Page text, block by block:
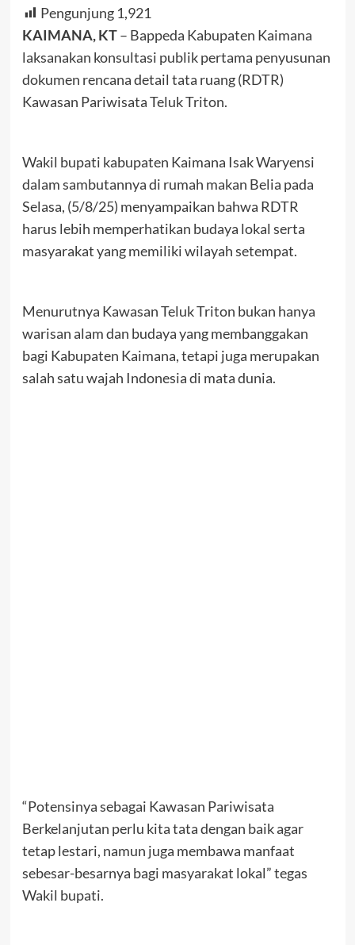
Pengunjung 1,921
KAIMANA, KT– Bappeda Kabupaten Kaimana
laksanakan konsultasi publik pertama penyusunan
dokumen rencana detail tata ruang (RDTR)
Kawasan Pariwisata Teluk Triton.
Wakil bupati kabupaten Kaimana Isak Waryensi
dalam sambutannya di rumah makan Belia pada
Selasa, (5/8/25) menyampaikan bahwa RDTR
harus lebih memperhatikan budaya lokal serta
masyarakat yang memiliki wilayah setempat.
Menurutnya Kawasan Teluk Triton bukan hanya
warisan alam dan budaya yang membanggakan
bagi Kabupaten Kaimana, tetapi juga merupakan
salah satu wajah Indonesia di mata dunia.
“Potensinya sebagai Kawasan Pariwisata
Berkelanjutan perlu kita tata dengan baik agar
tetap lestari, namun juga membawa manfaat
sebesar-besarnya bagi masyarakat lokal” tegas
Wakil bupati.